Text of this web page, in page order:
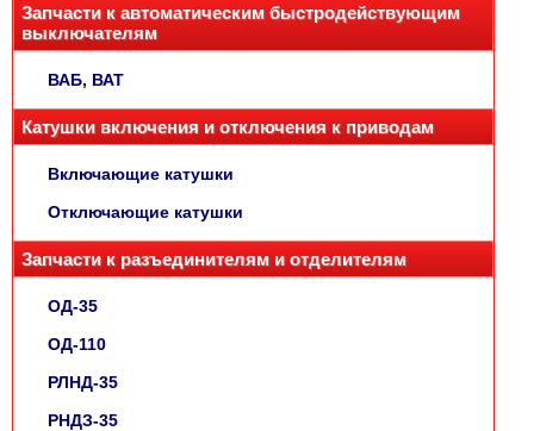
Запчасти к автоматическим быстродействующим
выключателям
ВАБ, ВАТ
Катушки включения и отключения к приводам
Включающие катушки
Отключающие катушки
Запчасти к разъединителям и отделителям
ОД-35
ОД-110
РЛНД-35
РНДЗ-35